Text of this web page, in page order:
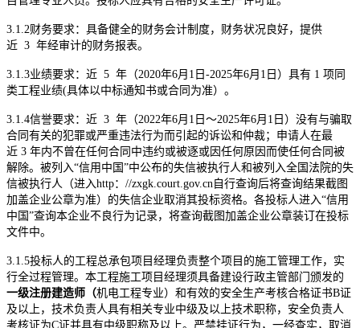
3.1.2财务要求：具备健全的财务会计制度，财务状况良好，提供
近 3 年经审计的财务报表。
3.1.3业绩要求： 近 5 年（2020年6月 1 日 -2025年6月 1 日 ）具有 1 项同
类工程业绩(具体以中标通知书或合同为准）。
3.1.4信誉要求：近 3 年（2022年6月 1 日 ～2025年6月 1 日 ）没有与骗取
合同有关的犯罪或严重违法行为而引起的诉讼和仲裁；申请人在最
近 3 年内不曾在任何合同中违约或被逐或因任何原因而使任何合同被
解除。被列入“信用中国”中公布的失信被执行人和被列入全国法院的失
信被执行人（进入http： //zxgk.court.gov.cn 自行查询后将查询结果截图
加盖企业公章为准）的失信企业取消其投标资格。各投标人进入“信用
中国”查询本企业不良行为记录，将查询截图加盖企业公章装订在投标
文件中。
3.1.5投标人的工程总承包项目经理负责整个项目的施工管理工作，实
行全过程管理。本工程施工项目经理须具备建设行政主管部门颁发的
一级注册建造师（机电工程专业） 和有效的安全生产考核合格证书B证
及以上，技术负责人具有相关专业中级及以上技术职称，安全负责人
考核证为C证并具有中级职称及以上。严禁挂证行为，一经查实，取消